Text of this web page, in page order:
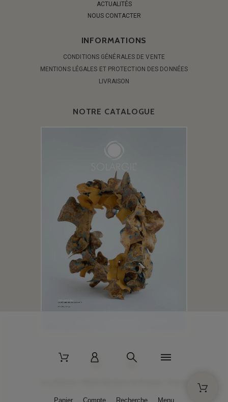
ACTUALITÉS
NOUS CONTACTER
INFORMATIONS
CONDITIONS GÉNÉRALES DE VENTE
MENTIONS LÉGALES ET PROTECTION DES DONNÉES
LIVRAISON
NOTRE CATALOGUE
Panier Compte Recherche Menu